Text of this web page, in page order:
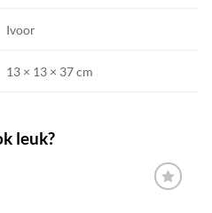
Ivoor
13 × 13 × 37 cm
leuk?